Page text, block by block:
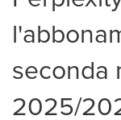
seconda
2025/